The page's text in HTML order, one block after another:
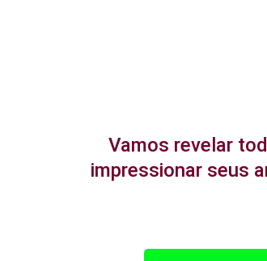
Vamos revelar
impressionar seus